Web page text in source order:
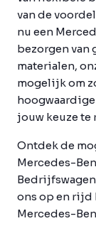
van de
nu een
bezorgen van
materialen,
mogelijk om
jouw keuze te
Ontdek de
Mercedes-
ons op en
Mercedes-